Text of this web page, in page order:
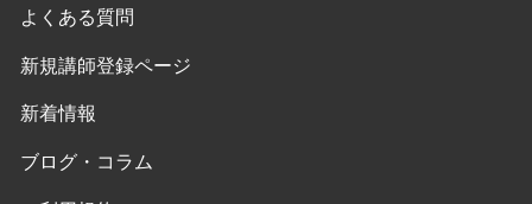
よくある質問
新規講師登録ページ
新着情報
ブログ・コラム